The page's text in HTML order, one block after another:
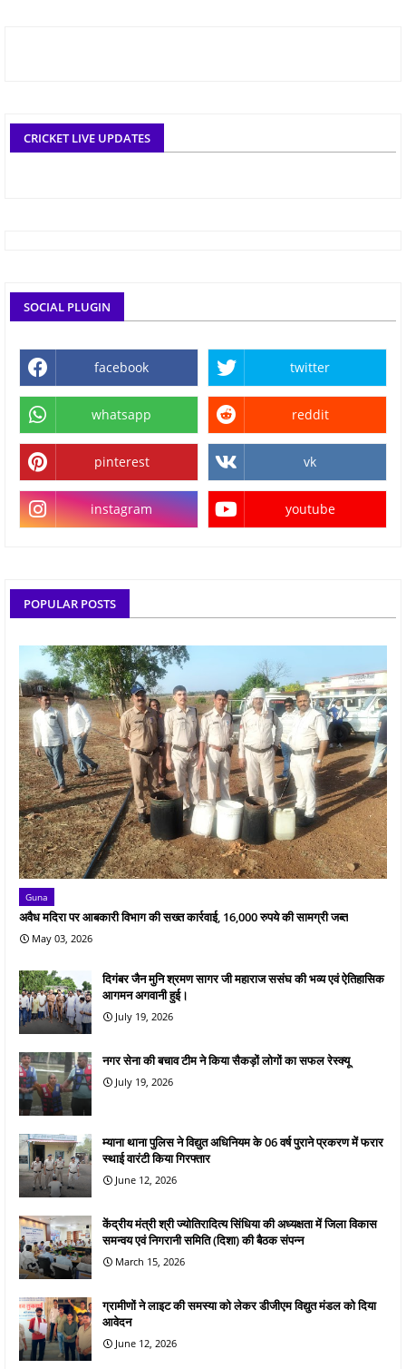
CRICKET LIVE UPDATES
SOCIAL PLUGIN
facebook twitter
whatsapp reddit
pinterest vk
instagram youtube
POPULAR POSTS
Guna
अवैध मदिरा पर आबकारी विभाग की सख्त कार्रवाई, 16,000 रुपये की सामग्री जब्त
May 03, 2026
दिगंबर जैन मुनि श्रमण सागर जी महाराज ससंघ की भव्य एवं ऐतिहासिक
आगमन अगवानी हुई।
July 19, 2026
नगर सेना की बचाव टीम ने किया सैकड़ों लोगों का सफल रेस्क्यू
July 19, 2026
म्याना थाना पुलिस ने विद्युत अधिनियम के 06 वर्ष पुराने प्रकरण में फरार
स्थाई वारंटी किया गिरफ्तार
June 12, 2026
केंद्रीय मंत्री श्री ज्योतिरादित्य सिंधिया की अध्यक्षता में जिला विकास
समन्वय एवं निगरानी समिति (दिशा) की बैठक संपन्न
March 15, 2026
ग्रामीणों ने लाइट की समस्या को लेकर डीजीएम विद्युत मंडल को दिया
आवेदन
June 12, 2026